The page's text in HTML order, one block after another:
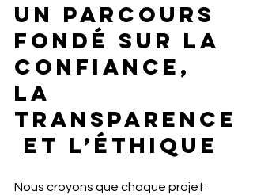
Un parcours
fondé sur la
confiance,
la
transparence
et l’éthique
Nous croyons que chaque projet